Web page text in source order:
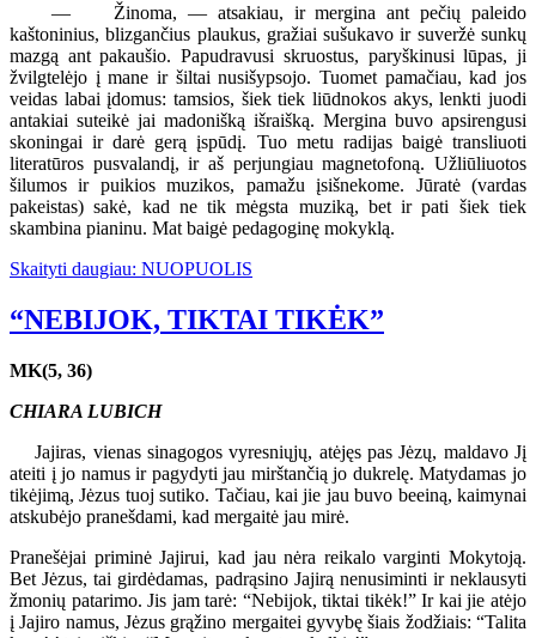
— Žinoma, — atsakiau, ir mergina ant pečių paleido
kaštoninius, blizgančius plaukus, gražiai sušukavo ir suveržė sunkų
mazgą ant pakaušio. Papudravusi skruostus, paryškinusi lūpas, ji
žvilgtelėjo į mane ir šiltai nusišypsojo. Tuomet pamačiau, kad jos
veidas labai įdomus: tamsios, šiek tiek liūdnokos akys, lenkti juodi
antakiai suteikė jai madonišką išraišką. Mergina buvo apsirengusi
skoningai ir darė gerą įspūdį. Tuo metu radijas baigė transliuoti
literatūros pusvalandį, ir aš perjungiau magnetofoną. Užliūliuotos
šilumos ir puikios muzikos, pamažu įsišnekome. Jūratė (vardas
pakeistas) sakė, kad ne tik mėgsta muziką, bet ir pati šiek tiek
skambina pianinu. Mat baigė pedagoginę mokyklą.
Skaityti daugiau: NUOPUOLIS
“NEBIJOK, TIKTAI TIKĖK”
MK(5, 36)
CHIARA LUBICH
Jajiras, vienas sinagogos vyresniųjų, atėjęs pas Jėzų, maldavo Jį
ateiti į jo namus ir pagydyti jau mirštančią jo dukrelę. Matydamas jo
tikėjimą, Jėzus tuoj sutiko. Tačiau, kai jie jau buvo beeiną, kaimynai
atskubėjo pranešdami, kad mergaitė jau mirė.
Pranešėjai priminė Jajirui, kad jau nėra reikalo varginti Mokytoją.
Bet Jėzus, tai girdėdamas, padrąsino Jajirą nenusiminti ir neklausyti
žmonių patarimo. Jis jam tarė: “Nebijok, tiktai tikėk!” Ir kai jie atėjo
į Jajiro namus, Jėzus grąžino mergaitei gyvybę šiais žodžiais: “Talita